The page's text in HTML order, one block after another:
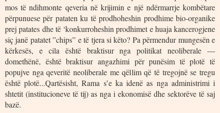
mos të ndihmonte qeveria në krijimin e një ndërmarrje kombëtare
përpunuese për pataten ku të prodhoheshin prodhime bio-organike
prej patates dhe të ‘konkurroheshin prodhimet e huaja kancerogjene
siç janë patatet ”chips” e të tjera si këto? Pa përmendur mungesën e
kërkesës, e cila është braktisur nga politikat neoliberale —
domethënë, është braktisur angazhimi për punësim të plotë të
popujve nga qeveritë neoliberale me qëllim që të tregojnë se tregu
është plotë...Qartësisht, Rama s’e ka idenë as nga administrimi i
shtetit (institucioneve të tij) as nga i ekonomisë dhe sektorëve të saj
bazë.